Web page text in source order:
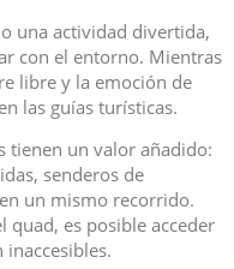
una actividad divertida,
con el entorno. Mientras
libre y la emoción de
las guías turísticas.
tienen un valor añadido:
senderos de
un mismo recorrido.
quad, es posible acceder